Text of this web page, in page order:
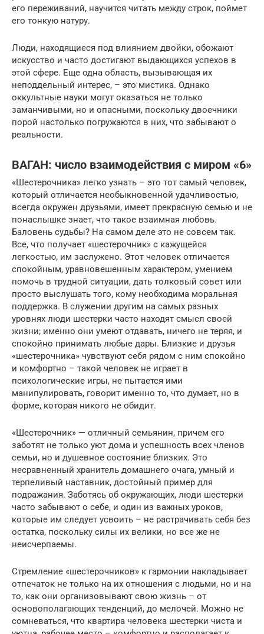
его переживаний, научится читать между строк, поймет
его тонкую натуру.
Люди, находящиеся под влиянием двойки, обожают
искусство и часто достигают выдающихся успехов в
этой сфере. Еще одна область, вызывающая их
неподдельный интерес, – это мистика. Однако
оккультные науки могут оказаться не только
заманчивыми, но и опасными, поскольку двоечники
порой настолько погружаются в них, что забывают о
реальности.
ВАГАН: число взаимодействия с миром «6»
«Шестерочника» легко узнать – это тот самый человек,
который отличается необыкновенной удачливостью,
всегда окружен друзьями, имеет прекрасную семью и не
понаслышке знает, что такое взаимная любовь.
Баловень судьбы? На самом деле это не совсем так.
Все, что получает «шестерочник» с кажущейся
легкостью, им заслужено. Этот человек отличается
спокойным, уравновешенным характером, умением
помочь в трудной ситуации, дать толковый совет или
просто выслушать того, кому необходима моральная
поддержка. В служении другим на самых разных
уровнях люди шестерки часто находят смысл своей
жизни; именно они умеют отдавать, ничего не теряя, и
спокойно принимать любые дары. Близкие и друзья
«шестерочника» чувствуют себя рядом с ним спокойно
и комфортно – такой человек не играет в
психологические игры, не пытается ими
манипулировать, говорит именно то, что думает, но в
форме, которая никого не обидит.
«Шестерочник» — отличный семьянин, причем его
заботят не только уют дома и успешность всех членов
семьи, но и душевное состояние близких. Это
несравненный хранитель домашнего очага, умный и
терпеливый наставник, достойный пример для
подражания. Заботясь об окружающих, люди шестерки
часто забывают о себе, и один из важных уроков,
которые им следует усвоить – не растрачивать себя без
остатка, поскольку силы их велики, но все же не
неисчерпаемы.
Стремление «шестерочников» к гармонии накладывает
отпечаток не только на их отношения с людьми, но и на
то, как они организовывают свою жизнь – от
основополагающих тенденций, до мелочей. Можно не
сомневаться, что квартира человека шестерки чиста и